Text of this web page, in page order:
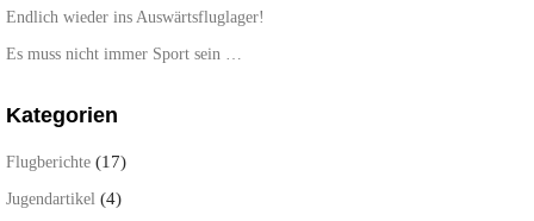
Endlich wieder ins Auswärtsfluglager!
Es muss nicht immer Sport sein …
Kategorien
Flugberichte (17)
Jugendartikel (4)